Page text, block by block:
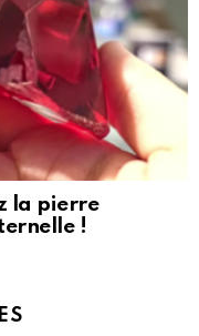
la pierre
!